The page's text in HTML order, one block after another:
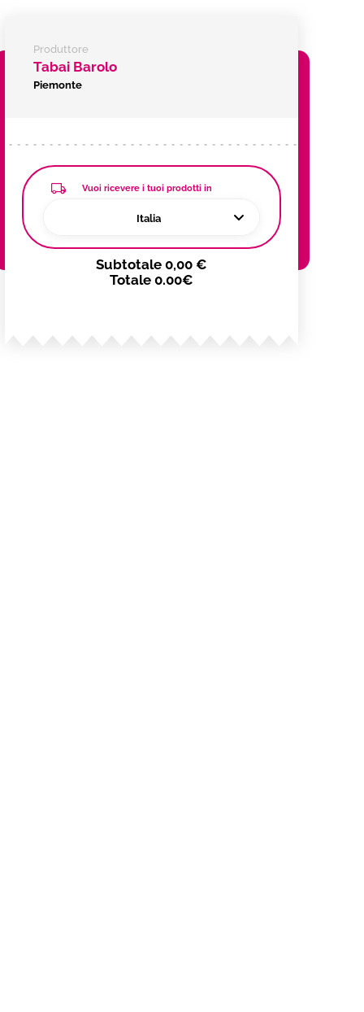
Produttore
Tabai Barolo
Piemonte
Vuoi ricevere i tuoi prodotti in
Italia
Subtotale 0,00 €
Totale 0.00€